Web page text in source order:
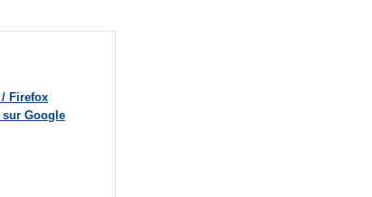
Firefox
Google